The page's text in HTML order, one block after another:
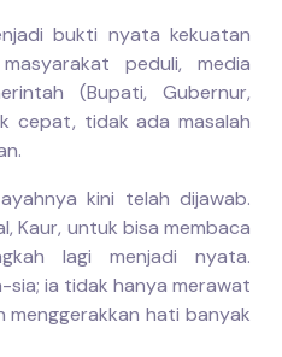
bukti nyata kekuatan
peduli, media
(Bupati, Gubernur,
cepat, tidak ada masalah
kini telah dijawab.
Kaur, untuk bisa membaca
lagi menjadi nyata.
ia tidak hanya merawat
hati banyak